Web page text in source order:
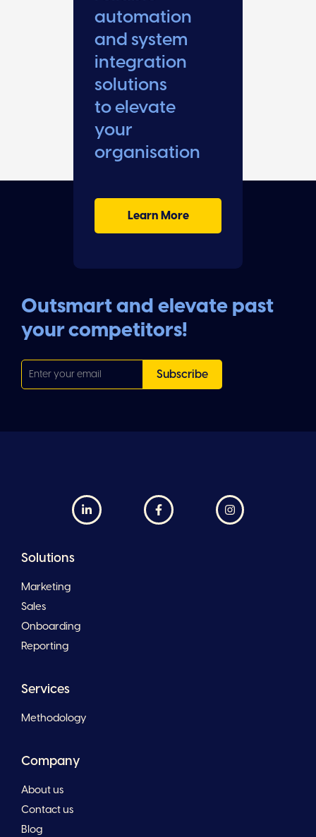
automation
and system
integration
solutions
to elevate
your
organisation
Learn More
Outsmart and elevate past
your competitors!
  
Solutions
Marketing
Sales
Onboarding
Reporting
Services
Methodology
Company
About us
Contact us
Blog